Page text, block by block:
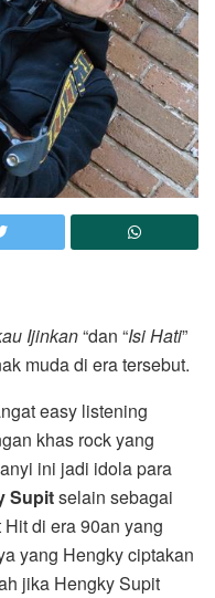
Ijinkan“dan “Isi Hati”
muda di era tersebut.
easy listening
khas rock yang
ini jadi idola para
Supitselain sebagai
di era 90an yang
yang Hengky ciptakan
jika Hengky Supit